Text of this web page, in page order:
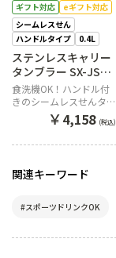
ギフト対応
eギフト対応
シームレスせん
ハンドルタイプ
0.4L
ステンレスキャリー
タンブラー SX-JS40
PM（パウダリーピン
ク）
食洗機OK！ハンドル付
きのシームレスせんタン
￥4,158 (税込)
関連キーワード
#スポーツドリンクOK